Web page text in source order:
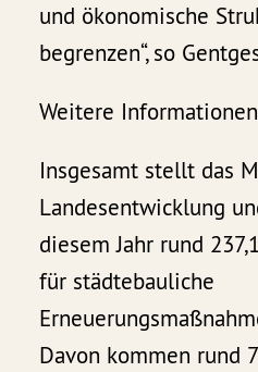
und ökonomische
begrenzen“, so
Weitere
Insgesamt stellt das
Landesentwicklung
diesem Jahr rund
für städtebauliche
Davon kommen rund